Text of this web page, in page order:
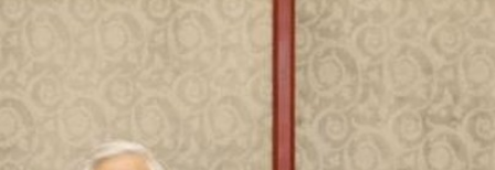
gia
hóa,
50 năm Việt Nam gia
nhập UNESCO: Khơi
nguồn nội lực văn hóa,
50 năm Việt
nhập
nguồn nội lực
định hình vị